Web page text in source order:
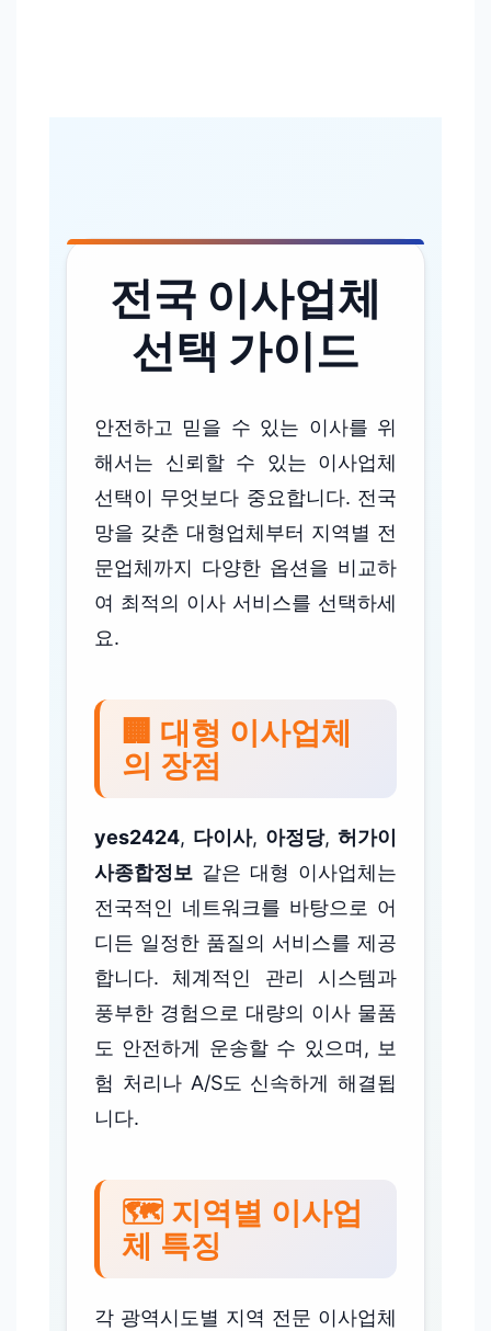
전국 이사업체
선택 가이드
안전하고 믿을 수 있는 이사를 위
해서는 신뢰할 수 있는 이사업체
선택이 무엇보다 중요합니다. 전국
망을 갖춘 대형업체부터 지역별 전
문업체까지 다양한 옵션을 비교하
여 최적의 이사 서비스를 선택하세
요.
🏢 대형 이사업체
의 장점
yes2424, 다이사, 아정당, 허가이
사종합정보 같은 대형 이사업체는
전국적인 네트워크를 바탕으로 어
디든 일정한 품질의 서비스를 제공
합니다. 체계적인 관리 시스템과
풍부한 경험으로 대량의 이사 물품
도 안전하게 운송할 수 있으며, 보
험 처리나 A/S도 신속하게 해결됩
니다.
🗺️ 지역별 이사업
체 특징
각 광역시도별 지역 전문 이사업체